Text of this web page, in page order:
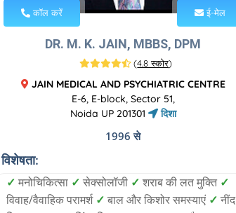
कॉल करें ई-मेल
DR. M. K. JAIN, MBBS, DPM
(4.8 स्कोर)
JAIN MEDICAL AND PSYCHIATRIC CENTRE
E-6, E-block, Sector 51,
Noida UP 201301
दिशा
1996 से
विशेषता:
✓ मनोचिकित्सा ✓ सेक्सोलॉजी ✓ शराब की लत मुक्ति ✓
विवाह/वैवाहिक परामर्श ✓ बाल और किशोर समस्याएं ✓ नींद